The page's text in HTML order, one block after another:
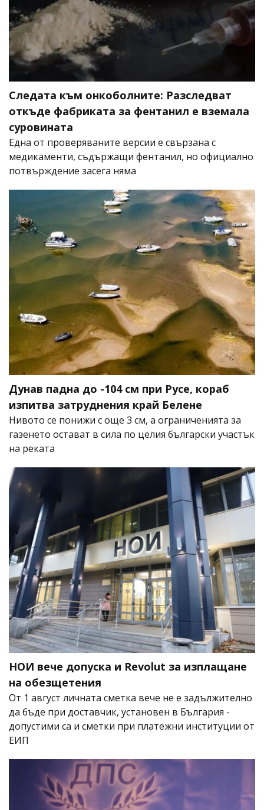
Следата към онкоболните: Разследват
откъде фабриката за фентанил е вземала
суровината
Една от проверяваните версии е свързана с
медикаменти, съдържащи фентанил, но официално
потвърждение засега няма
Дунав падна до -104 см при Русе, кораб
изпитва затруднения край Белене
Нивото се понижи с още 3 см, а ограниченията за
газенето остават в сила по целия български участък
на реката
НОИ вече допуска и Revolut за изплащане
на обезщетения
От 1 август личната сметка вече не е задължително
да бъде при доставчик, установен в България -
допустими са и сметки при платежни институции от
ЕИП